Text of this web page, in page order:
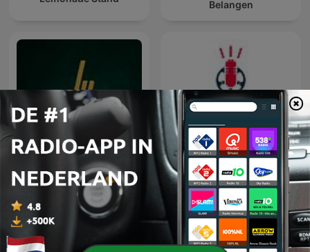
Belangen
Lotgenoten Podcast Tweewieler Podcast